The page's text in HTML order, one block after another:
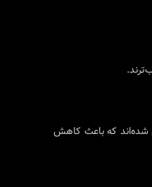
شده‌اند که باعث کاهش